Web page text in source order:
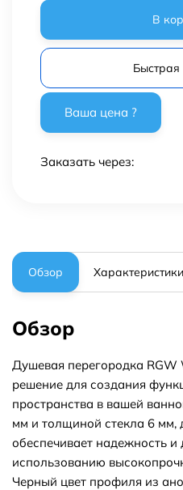
В
Быстрая
Заказать через:
Обзор Характеристики
Обзор
Душевая перегородка RGW
решение для создания
пространства в вашей
мм и толщиной стекла 6 мм,
обеспечивает надежность и
использованию
Черный цвет профиля из